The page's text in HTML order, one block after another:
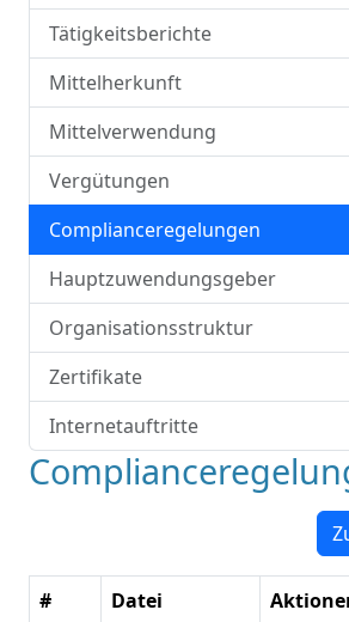
Tätigkeitsberichte
Mittelherkunft
Mittelverwendung
Vergütungen
Complianceregelungen
Hauptzuwendungsgeber
Organisationsstruktur
Zertifikate
Internetauftritte
# Datei